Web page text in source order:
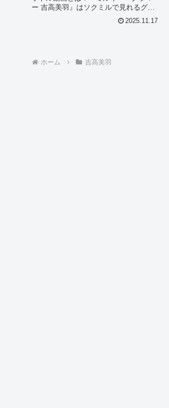
ー 吉高美羽』はソクミルで見れるグラ
ドル動画です。作品IDは359651のこの
『ミルキー・グラマー 吉高美羽』につ
2025.11.17
ホーム 吉高美羽